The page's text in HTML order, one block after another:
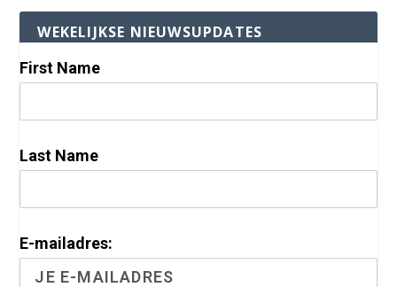
WEKELIJKSE NIEUWSUPDATES
First Name
Last Name
E-mailadres: